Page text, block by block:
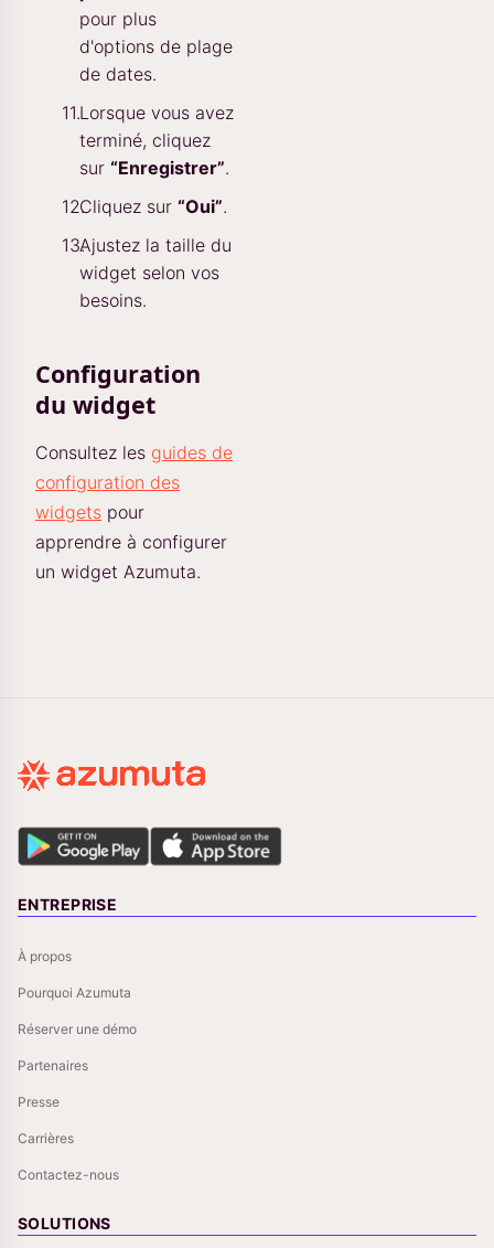
pour plus
d'options de plage
de dates.
Lorsque vous avez
terminé, cliquez
sur “Enregistrer”.
Cliquez sur “Oui”.
Ajustez la taille du
widget selon vos
besoins.
Configuration
du widget
Consultez les guides de
configuration des
widgets pour
apprendre à configurer
un widget Azumuta.
ENTREPRISE
À propos
Pourquoi Azumuta
Réserver une démo
Partenaires
Presse
Carrières
Contactez-nous
SOLUTIONS